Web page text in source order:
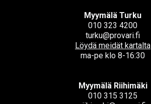
Myymälä Turku
010 323 4200
turku@provari.fi
Löydä meidät kartalta
ma-pe klo 8-16:30
Myymälä Riihimäki
010 315 3125